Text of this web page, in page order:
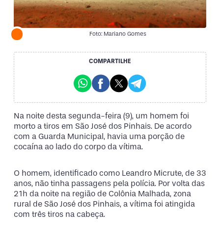
Foto: Mariano Gomes
COMPARTILHE
Na noite desta segunda-feira (9), um homem foi
morto a tiros em São José dos Pinhais. De acordo
com a Guarda Municipal, havia uma porção de
cocaína ao lado do corpo da vítima.
O homem, identificado como Leandro Micrute, de 33
anos, não tinha passagens pela polícia. Por volta das
21h da noite na região de Colônia Malhada, zona
rural de São José dos Pinhais, a vítima foi atingida
com três tiros na cabeça.